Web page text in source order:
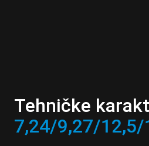
Tehničke
7,24/9,27/12,5/